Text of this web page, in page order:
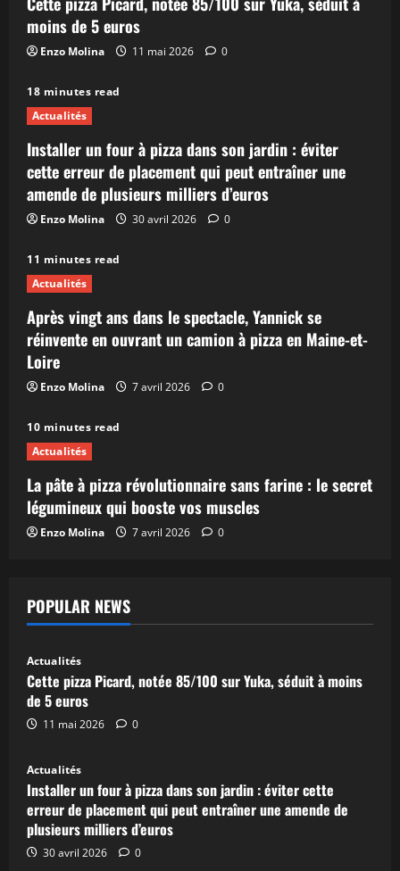
moins de 5 euros
Enzo Molina 11 mai 2026 0
18 minutes read
Actualités
Installer un four à pizza dans son jardin : éviter
cette erreur de placement qui peut entraîner une
amende de plusieurs milliers d’euros
Enzo Molina 30 avril 2026 0
11 minutes read
Actualités
Après vingt ans dans le spectacle, Yannick se
réinvente en ouvrant un camion à pizza en Maine-et-
Loire
Enzo Molina 7 avril 2026 0
10 minutes read
Actualités
La pâte à pizza révolutionnaire sans farine : le secret
légumineux qui booste vos muscles
Enzo Molina 7 avril 2026 0
POPULAR NEWS
Actualités
Cette pizza Picard, notée 85/100 sur Yuka, séduit à moins
de 5 euros
11 mai 2026 0
Actualités
Installer un four à pizza dans son jardin : éviter cette
erreur de placement qui peut entraîner une amende de
plusieurs milliers d’euros
30 avril 2026 0